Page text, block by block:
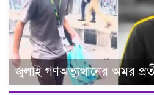
জুলাই গণঅভ্যুত্থানের অমর